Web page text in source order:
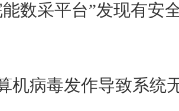
数采平台”发现有安
机病毒发作导致系统